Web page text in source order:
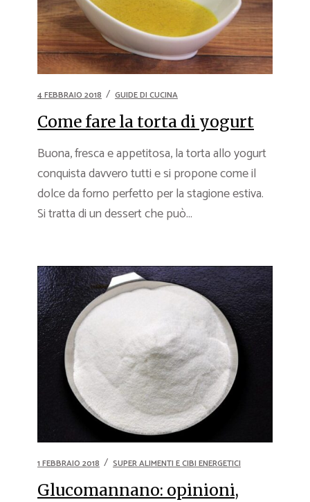
4 FEBBRAIO 2018 GUIDE DI CUCINA
Come fare la torta di yogurt
Buona, fresca e appetitosa, la torta allo yogurt
conquista davvero tutti e si propone come il
dolce da forno perfetto per la stagione estiva.
Si tratta di un dessert che può...
1 FEBBRAIO 2018 SUPER ALIMENTI E CIBI ENERGETICI
Glucomannano: opinioni,